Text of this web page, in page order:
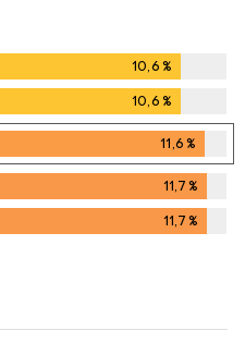
10,6%
10,6%
11,6%
11,7%
11,7%